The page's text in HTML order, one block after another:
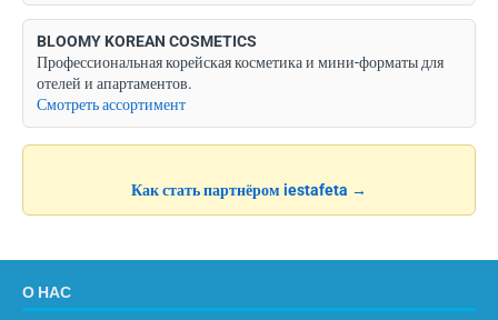
BLOOMY KOREAN COSMETICS
Профессиональная корейская косметика и мини-форматы для
отелей и апартаментов.
Смотреть ассортимент
Как стать партнёром iestafeta →
О НАС